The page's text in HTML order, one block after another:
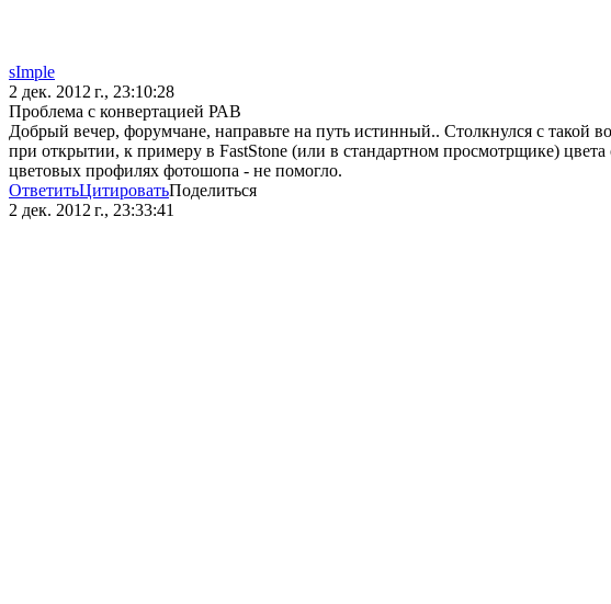
sImple
2 дек. 2012 г., 23:10:28
Проблема с конвертацией РАВ
Добрый вечер, форумчане, направьте на путь истинный.. Столкнулся с
при открытии, к примеру в FastStone (или в стандартном просмотрщике)
цветовых профилях фотошопа - не помогло.
ОтветитьЦитироватьПоделиться
2 дек. 2012 г., 23:33:41